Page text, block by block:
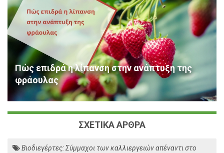
Πώς επιδρά η λίπανση στην ανάπτυξη της
φράουλας
ΣΧΕΤΙΚΑ ΑΡΘΡΑ
Βιοδιεγέρτες: Σύμμαχοι των καλλιεργειών απέναντι στο